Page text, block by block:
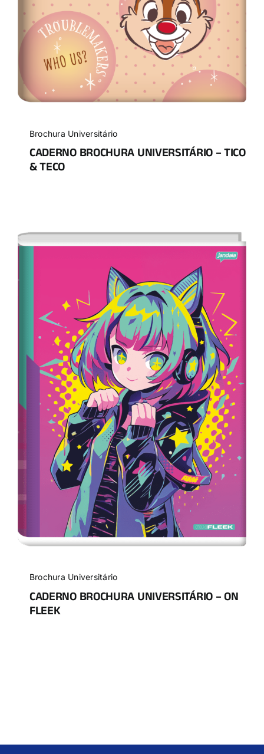
Brochura Universitário
CADERNO BROCHURA UNIVERSITÁRIO – TICO
& TECO
Brochura Universitário
CADERNO BROCHURA UNIVERSITÁRIO – ON
FLEEK